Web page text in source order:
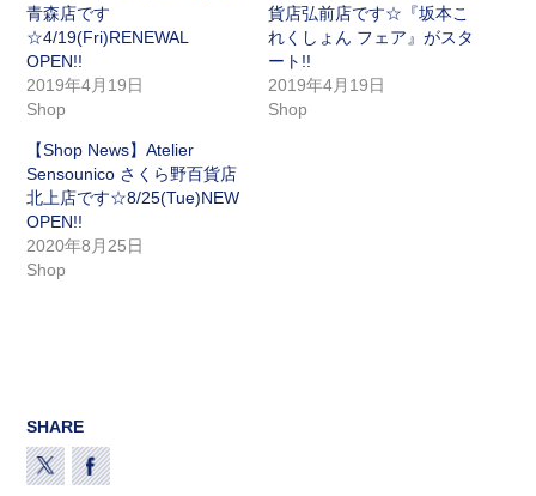
青森店です
☆4/19(Fri)RENEWAL
OPEN!!
2019年4月19日
Shop
貨店弘前店です☆『坂本こ
れくしょん フェア』がスタ
ート!!
2019年4月19日
Shop
【Shop News】Atelier
Sensounico さくら野百貨店
北上店です☆8/25(Tue)NEW
OPEN!!
2020年8月25日
Shop
SHARE